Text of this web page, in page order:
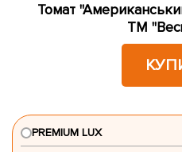
Томат
ТМ
PREMIUM LUX